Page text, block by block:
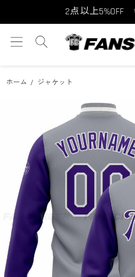
10点以上
15点以上
ホーム ジャケット